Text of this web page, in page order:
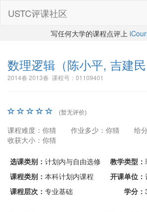
USTC评课社区
写任何大学的课程点评上
数理逻辑 （陈小平, 吉建民
2014春 2013春 课程号：01109401
(暂无评价)
课程难度：你猜 作业多少：你猜
给
收获大小：你猜
选课类别： 计划内与自由选修 教学类型：
课程类别： 本科计划内课程 开课单位：
课程层次： 专业基础 学分：